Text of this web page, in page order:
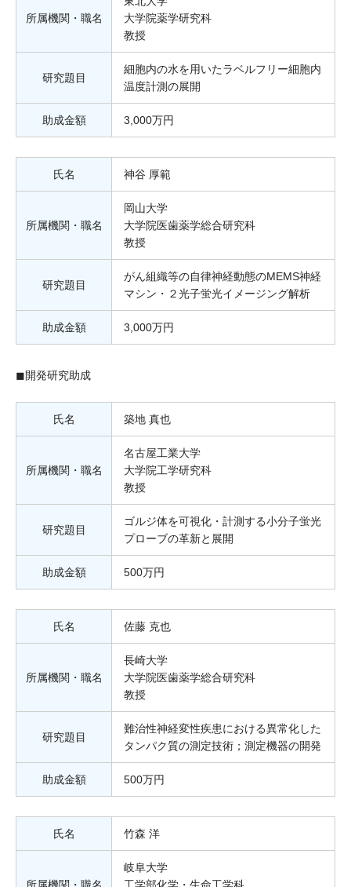
所属機関・職名
大学院薬学研究科
教授
研究題目
細胞内の水を用いたラベルフリー細胞内
温度計測の展開
助成金額 3,000万円
氏名 神谷 厚範
所属機関・職名
岡山大学
大学院医歯薬学総合研究科
教授
研究題目
がん組織等の自律神経動態のMEMS神経
マシン・２光子蛍光イメージング解析
助成金額 3,000万円
◼︎開発研究助成
氏名 築地 真也
所属機関・職名
名古屋工業大学
大学院工学研究科
教授
研究題目
ゴルジ体を可視化・計測する小分子蛍光
プローブの革新と展開
助成金額 500万円
氏名 佐藤 克也
所属機関・職名
長崎大学
大学院医歯薬学総合研究科
教授
研究題目
難治性神経変性疾患における異常化した
タンパク質の測定技術；測定機器の開発
助成金額 500万円
氏名 竹森 洋
岐阜大学